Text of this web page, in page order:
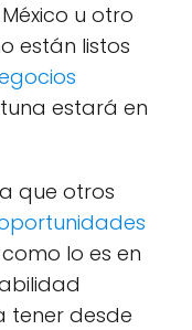
u otro
están listos
estará en
que otros
lo es en
tener desde